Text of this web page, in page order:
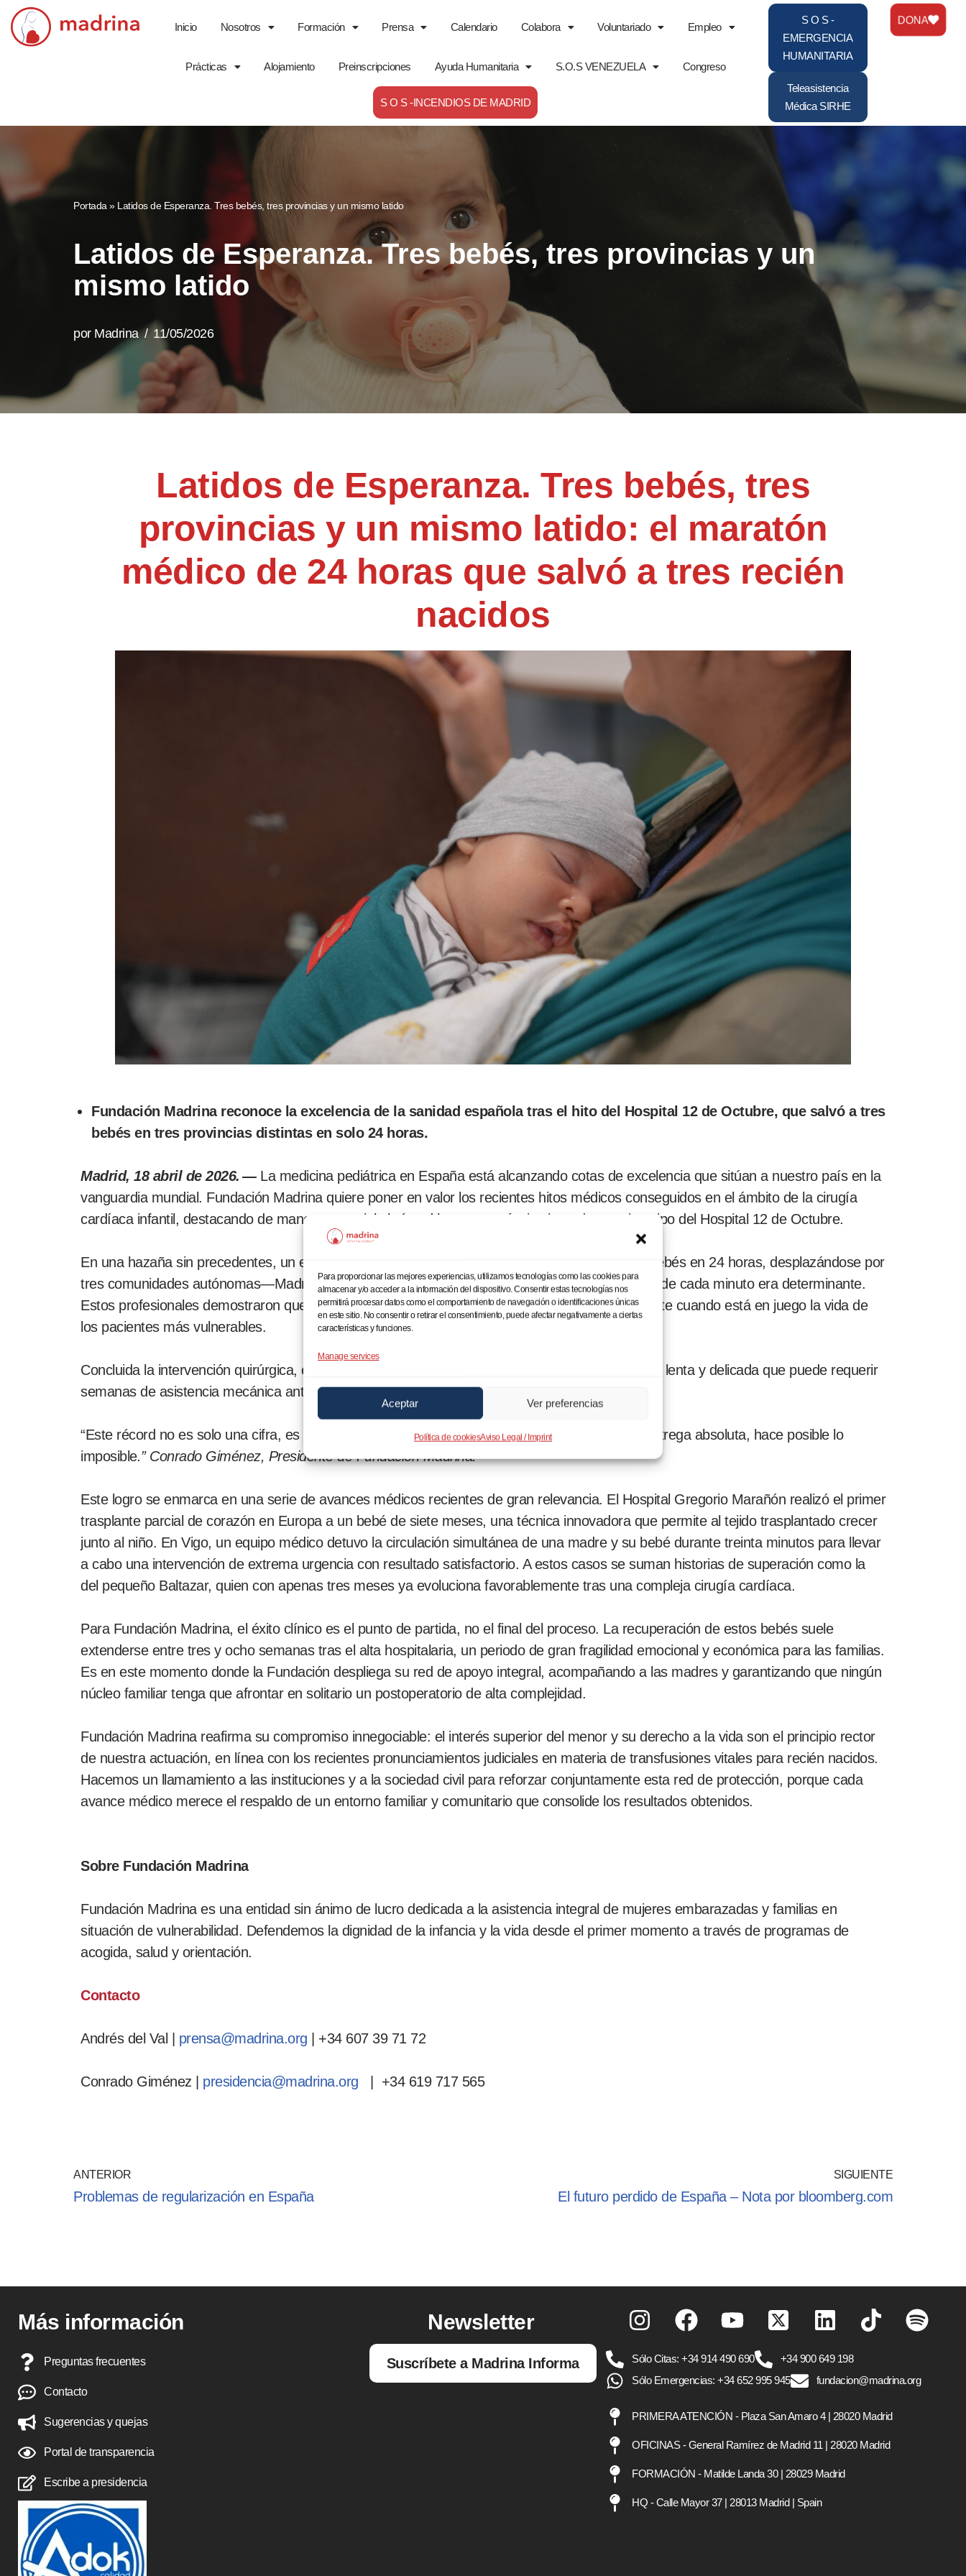
Para proporcionar las mejores experiencias, utilizamos tecnologías como las cookies para
almacenar y/o acceder a la información del dispositivo. Consentir estas tecnologías nos
permitirá procesar datos como el comportamiento de navegación o identificaciones únicas
en este sitio. No consentir o retirar el consentimiento, puede afectar negativamente a ciertas
características y funciones.
Manage services
Aceptar Ver preferencias
Política de cookiesAviso Legal / Imprint
Saltar
Inicio Nosotros Formación Prensa Calendario Colabora Voluntariado Empleo
Prácticas Alojamiento Preinscripciones Ayuda Humanitaria S.O.S VENEZUELA Congreso
S O S -INCENDIOS DE MADRID
S O S -
EMERGENCIA
HUMANITARIA
Teleasistencia
Médica SIRHE
DONA
Portada » Latidos de Esperanza. Tres bebés, tres provincias y un mismo latido
Latidos de Esperanza. Tres bebés, tres provincias y un
mismo latido
por Madrina 11/05/2026
Latidos de Esperanza. Tres bebés, tres
provincias y un mismo latido: el maratón
médico de 24 horas que salvó a tres recién
nacidos
Fundación Madrina reconoce la excelencia de la sanidad española tras el hito del Hospital 12 de Octubre, que salvó a tres
bebés en tres provincias distintas en solo 24 horas.
Madrid, 18 abril de 2026. — La medicina pediátrica en España está alcanzando cotas de excelencia que sitúan a nuestro país en la
vanguardia mundial. Fundación Madrina quiere poner en valor los recientes hitos médicos conseguidos en el ámbito de la cirugía
cardíaca infantil, destacando de manera especial el récord humano y técnico logrado por el equipo del Hospital 12 de Octubre.
En una hazaña sin precedentes, un equipo de cuatro cirujanos cardíacos salvó la vida de tres bebés en 24 horas, desplazándose por
tres comunidades autónomas—Madrid, Toledo y Salamanca—en una carrera contra el reloj donde cada minuto era determinante.
Estos profesionales demostraron que el talento y la entrega hacen posible superar cualquier límite cuando está en juego la vida de
los pacientes más vulnerables.
Concluida la intervención quirúrgica, estos pequeños pacientes afrontan ahora una recuperación lenta y delicada que puede requerir
semanas de asistencia mecánica antes de que puedan respirar de forma autónoma.
“Este récord no es solo una cifra, es la prueba de que el talento humano, cuando se une a la entrega absoluta, hace posible lo
imposible.” Conrado Giménez, Presidente de Fundación Madrina.
Este logro se enmarca en una serie de avances médicos recientes de gran relevancia. El Hospital Gregorio Marañón realizó el primer
trasplante parcial de corazón en Europa a un bebé de siete meses, una técnica innovadora que permite al tejido trasplantado crecer
junto al niño. En Vigo, un equipo médico detuvo la circulación simultánea de una madre y su bebé durante treinta minutos para llevar
a cabo una intervención de extrema urgencia con resultado satisfactorio. A estos casos se suman historias de superación como la
del pequeño Baltazar, quien con apenas tres meses ya evoluciona favorablemente tras una compleja cirugía cardíaca.
Para Fundación Madrina, el éxito clínico es el punto de partida, no el final del proceso. La recuperación de estos bebés suele
extenderse entre tres y ocho semanas tras el alta hospitalaria, un periodo de gran fragilidad emocional y económica para las familias.
Es en este momento donde la Fundación despliega su red de apoyo integral, acompañando a las madres y garantizando que ningún
núcleo familiar tenga que afrontar en solitario un postoperatorio de alta complejidad.
Fundación Madrina reafirma su compromiso innegociable: el interés superior del menor y su derecho a la vida son el principio rector
de nuestra actuación, en línea con los recientes pronunciamientos judiciales en materia de transfusiones vitales para recién nacidos.
Hacemos un llamamiento a las instituciones y a la sociedad civil para reforzar conjuntamente esta red de protección, porque cada
avance médico merece el respaldo de un entorno familiar y comunitario que consolide los resultados obtenidos.
Sobre Fundación Madrina
Fundación Madrina es una entidad sin ánimo de lucro dedicada a la asistencia integral de mujeres embarazadas y familias en
situación de vulnerabilidad. Defendemos la dignidad de la infancia y la vida desde el primer momento a través de programas de
acogida, salud y orientación.
Contacto
Andrés del Val | prensa@madrina.org | +34 607 39 71 72
Conrado Giménez | presidencia@madrina.org | +34 619 717 565
ANTERIOR
Problemas de regularización en España
SIGUIENTE
El futuro perdido de España – Nota por bloomberg.com
Más información
Preguntas frecuentes
Contacto
Sugerencias y quejas
Portal de transparencia
Escribe a presidencia
Newsletter
Suscríbete a Madrina Informa Sólo Citas: +34 914 490 690
+34 900 649 198
Sólo Emergencias: +34 652 995 945
fundacion@madrina.org
PRIMERA ATENCIÓN - Plaza San Amaro 4 | 28020 Madrid
OFICINAS - General Ramírez de Madrid 11 | 28020 Madrid
FORMACIÓN - Matilde Landa 30 | 28029 Madrid
HQ - Calle Mayor 37 | 28013 Madrid | Spain